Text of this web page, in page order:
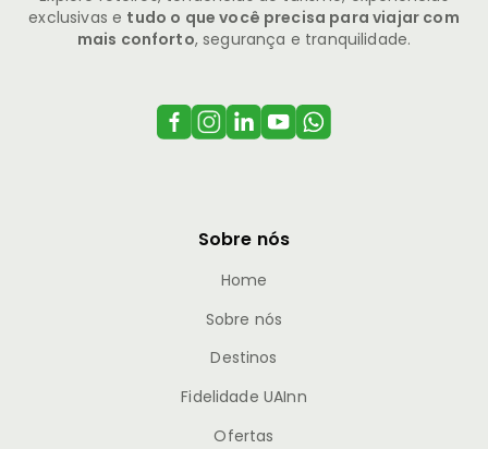
exclusivas e tudo o que você precisa para viajar com
mais conforto, segurança e tranquilidade.
Sobre nós
Home
Sobre nós
Destinos
Fidelidade UAInn
Ofertas